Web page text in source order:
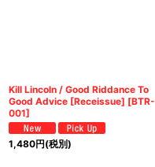
Kill Lincoln / Good Riddance To
Good Advice [Receissue] [BTR-
001]
1,480円(税別)